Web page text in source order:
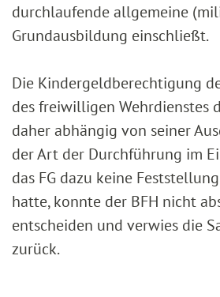
durchlaufende allgemeine
Grundausbildung einschließt.
Die Kindergeldberechtigung
des freiwilligen Wehrdienstes
daher abhängig von seiner
der Art der Durchführung im
das FG dazu keine
hatte, konnte der BFH nicht
entscheiden und verwies die
zurück.